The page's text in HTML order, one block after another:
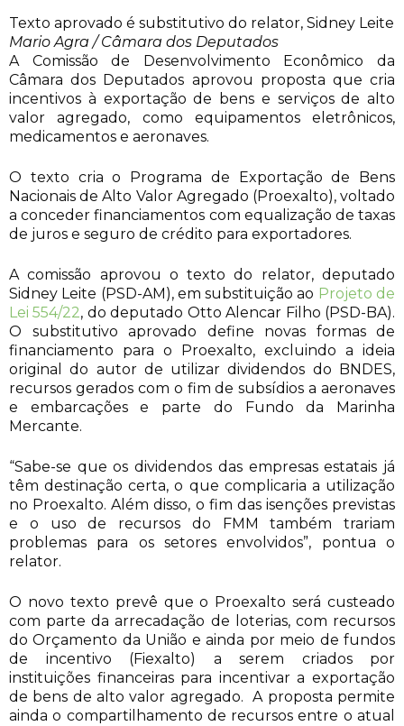
Texto aprovado é substitutivo do relator, Sidney Leite
Mario Agra / Câmara dos Deputados
A Comissão de Desenvolvimento Econômico da
Câmara dos Deputados aprovou proposta que cria
incentivos à exportação de bens e serviços de alto
valor agregado, como equipamentos eletrônicos,
medicamentos e aeronaves.
O texto cria o Programa de Exportação de Bens
Nacionais de Alto Valor Agregado (Proexalto), voltado
a conceder financiamentos com equalização de taxas
de juros e seguro de crédito para exportadores.
A comissão aprovou o texto do relator, deputado
Sidney Leite (PSD-AM), em substituição ao Projeto de
Lei 554/22, do deputado Otto Alencar Filho (PSD-BA).
O substitutivo aprovado define novas formas de
financiamento para o Proexalto, excluindo a ideia
original do autor de utilizar dividendos do BNDES,
recursos gerados com o fim de subsídios a aeronaves
e embarcações e parte do Fundo da Marinha
Mercante.
“Sabe-se que os dividendos das empresas estatais já
têm destinação certa, o que complicaria a utilização
no Proexalto. Além disso, o fim das isenções previstas
e o uso de recursos do FMM também trariam
problemas para os setores envolvidos”, pontua o
relator.
O novo texto prevê que o Proexalto será custeado
com parte da arrecadação de loterias, com recursos
do Orçamento da União e ainda por meio de fundos
de incentivo (Fiexalto) a serem criados por
instituições financeiras para incentivar a exportação
de bens de alto valor agregado. A proposta permite
ainda o compartilhamento de recursos entre o atual